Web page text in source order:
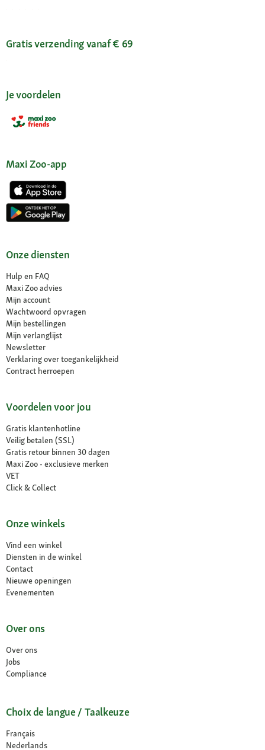
Gratis verzending vanaf € 69
Je voordelen
Maxi Zoo-app
Onze diensten
Hulp en FAQ
Maxi Zoo advies
Mijn account
Wachtwoord opvragen
Mijn bestellingen
Mijn verlanglijst
Newsletter
Verklaring over toegankelijkheid
Contract herroepen
Voordelen voor jou
Gratis klantenhotline
Veilig betalen (SSL)
Gratis retour binnen 30 dagen
Maxi Zoo - exclusieve merken
VET
Click & Collect
Onze winkels
Vind een winkel
Diensten in de winkel
Contact
Nieuwe openingen
Evenementen
Over ons
Over ons
Jobs
Compliance
Choix de langue / Taalkeuze
Français
Nederlands